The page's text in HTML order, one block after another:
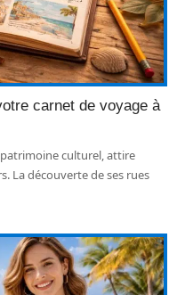
carnet de voyage à
culturel, attire
La découverte de ses rues